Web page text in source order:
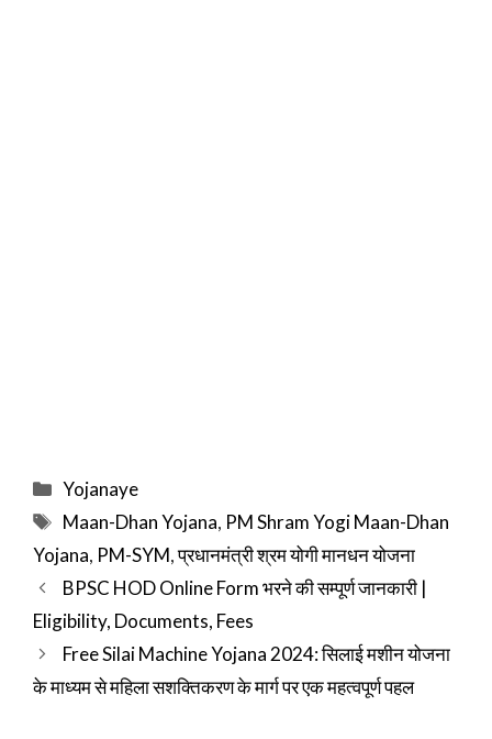
Categories
Yojanaye
Tags
Maan-Dhan Yojana, PM Shram Yogi Maan-Dhan
Yojana, PM-SYM,प्रधानमंत्री श्रम योगी मानधन योजना
BPSC HOD Online Form भरने की सम्पूर्ण जानकारी |
Eligibility, Documents, Fees
Free Silai Machine Yojana 2024: सिलाई मशीन योजना
के माध्यम से महिला सशक्तिकरण के मार्ग पर एक महत्वपूर्ण पहल